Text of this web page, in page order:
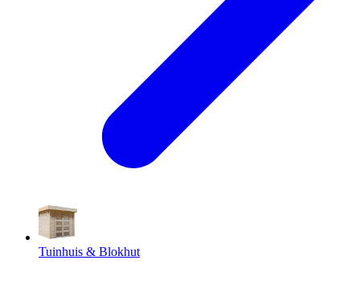
Tuinhuis & Blokhut